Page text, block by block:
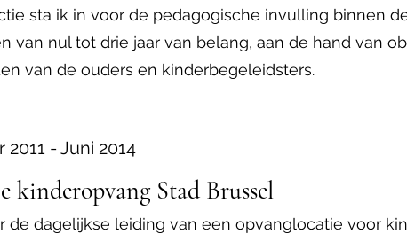
sta ik in voor de pedagogische invulling binnen
van nul tot drie jaar van belang, aan de hand van
van de ouders en kinderbegeleidsters.
- Juni 2014
kinderopvang Stad Brussel
de dagelijkse leiding van een opvanglocatie voor